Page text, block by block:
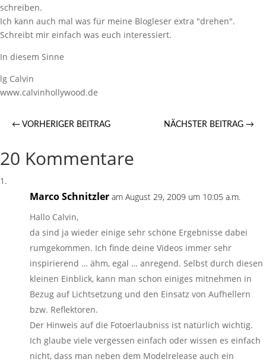
schreiben.
Ich kann auch mal was für meine Blogleser extra "drehen".
Schreibt mir einfach was euch interessiert.
In diesem Sinne
lg Calvin
www.calvinhollywood.de
← VORHERIGER BEITRAG NÄCHSTER BEITRAG →
20 Kommentare
Marco Schnitzler am August 29, 2009 um 10:05 a.m.
Hallo Calvin,
da sind ja wieder einige sehr schöne Ergebnisse dabei
rumgekommen. Ich finde deine Videos immer sehr
inspirierend … ähm, egal … anregend. Selbst durch diesen
kleinen Einblick, kann man schon einiges mitnehmen in
Bezug auf Lichtsetzung und den Einsatz von Aufhellern
bzw. Reflektoren.
Der Hinweis auf die Fotoerlaubniss ist natürlich wichtig.
Ich glaube viele vergessen einfach oder wissen es einfach
nicht, dass man neben dem Modelrelease auch ein